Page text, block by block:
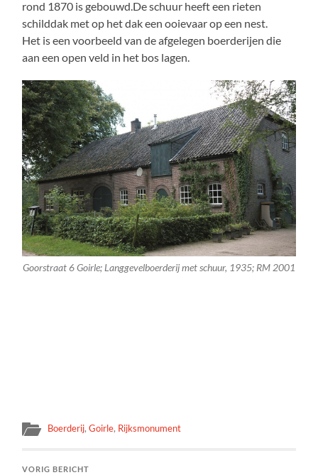
rond 1870 is gebouwd.De schuur heeft een rieten
schilddak met op het dak een ooievaar op een nest.
Het is een voorbeeld van de afgelegen boerderijen die
aan een open veld in het bos lagen.
Goorstraat 6 Goirle; Langgevelboerderij met schuur, 1935; RM 2001
Boerderij,Goirle, Rijksmonument
VORIG BERICHT